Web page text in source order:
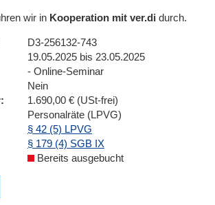
wir in Kooperation mit ver.di durch.
D3-256132-743
19.05.2025 bis 23.05.2025
- Online-Seminar
Nein
1.690,00 € (USt-frei)
Personalräte (LPVG)
§ 42 (5) LPVG
§ 179 (4) SGB IX
Bereits ausgebucht